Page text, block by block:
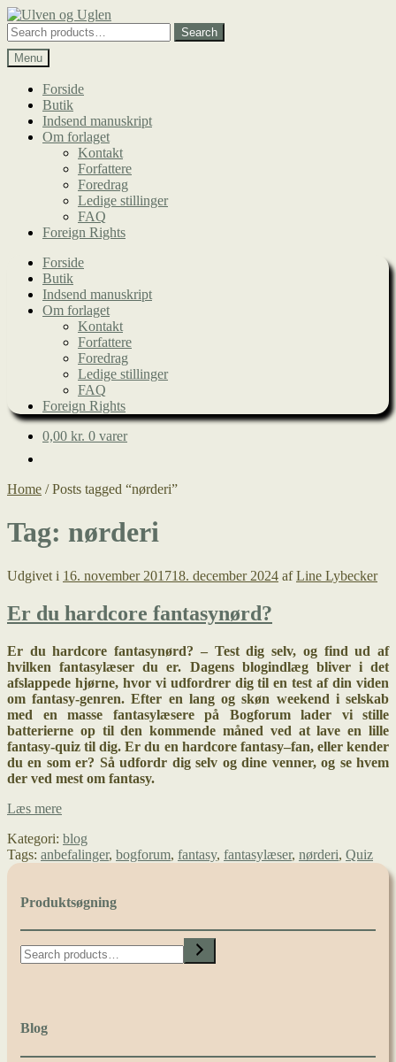
Spring
til
navigation
Spring
til
indhold
Search
for:
Search
Menu
Forside
Butik
Indsend manuskript
Om forlaget
Kontakt
Forfattere
Foredrag
Ledige stillinger
FAQ
Foreign Rights
Forside
Butik
Indsend manuskript
Om forlaget
Kontakt
Forfattere
Foredrag
Ledige stillinger
FAQ
Foreign Rights
0,00 kr. 0 varer
Home /Posts tagged “nørderi”
Tag: nørderi
Udgivet i 16. november 201718. december 2024 afLine Lybecker
Er du hardcore fantasynørd?
Er du hardcore fantasynørd? – Test dig selv, og find ud af
hvilken fantasylæser du er. Dagens blogindlæg bliver i det
afslappede hjørne, hvor vi udfordrer dig til en test af din viden
om fantasy-genren. Efter en lang og skøn weekend i selskab
med en masse fantasylæsere på Bogforum lader vi stille
batterierne op til den kommende måned ved at lave en lille
fantasy-quiz til dig. Er du en hardcore fantasy–fan, eller kender
du en som er? Så udfordr dig selv og dine venner, og se hvem
der ved mest om fantasy.
Læs mereEr
hardcore
fantasynørd?
Kategori: blog
Tags: anbefalinger, bogforum, fantasy, fantasylæser, nørderi, Quiz
Produktsøgning
Search
Blog